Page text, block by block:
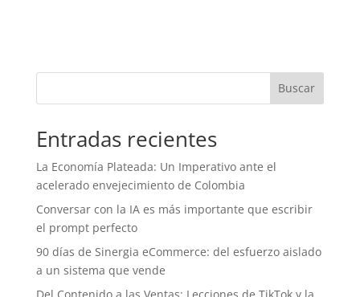
Buscar
Entradas recientes
La Economía Plateada: Un Imperativo ante el
acelerado envejecimiento de Colombia
Conversar con la IA es más importante que escribir
el prompt perfecto
90 días de Sinergia eCommerce: del esfuerzo aislado
a un sistema que vende
Del Contenido a las Ventas: Lecciones de TikTok y la